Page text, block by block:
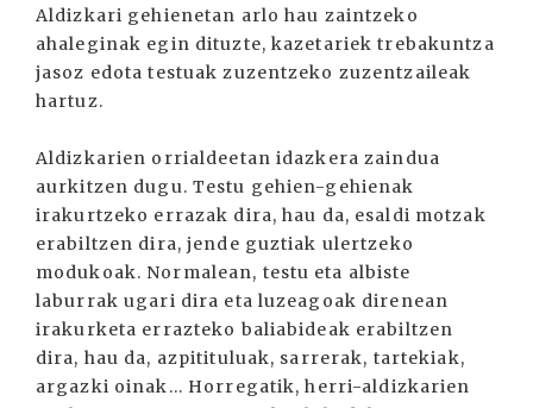
Aldizkari gehienetan arlo hau zaintzeko
ahaleginak egin dituzte, kazetariek trebakuntza
jasoz edota testuak zuzentzeko zuzentzaileak
hartuz.
Aldizkarien orrialdeetan idazkera zaindua
aurkitzen dugu. Testu gehien-gehienak
irakurtzeko errazak dira, hau da, esaldi motzak
erabiltzen dira, jende guztiak ulertzeko
modukoak. Normalean, testu eta albiste
laburrak ugari dira eta luzeagoak direnean
irakurketa errazteko baliabideak erabiltzen
dira, hau da, azpitituluak, sarrerak, tartekiak,
argazki oinak... Horregatik, herri-aldizkarien